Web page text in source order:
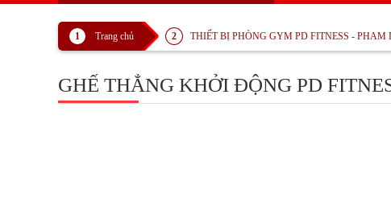
Trang chủ THIẾT BỊ PHÒNG GYM PD FITNESS - PHAM
GHẾ THẲNG KHỞI ĐỘNG PD